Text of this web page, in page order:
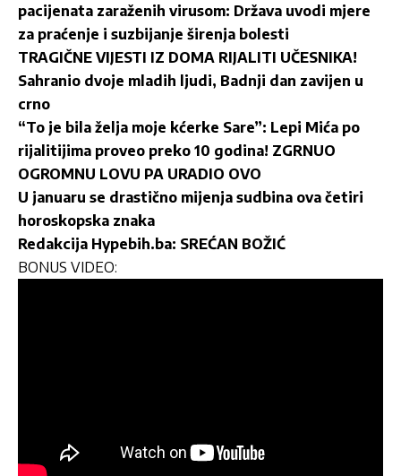
pacijenata zaraženih virusom: Država uvodi mjere
za praćenje i suzbijanje širenja bolesti
TRAGIČNE VIJESTI IZ DOMA RIJALITI UČESNIKA!
Sahranio dvoje mladih ljudi, Badnji dan zavijen u
crno
“To je bila želja moje kćerke Sare”: Lepi Mića po
rijalitijima proveo preko 10 godina! ZGRNUO
OGROMNU LOVU PA URADIO OVO
U januaru se drastično mijenja sudbina ova četiri
horoskopska znaka
Redakcija Hypebih.ba: SREĆAN BOŽIĆ
BONUS VIDEO: